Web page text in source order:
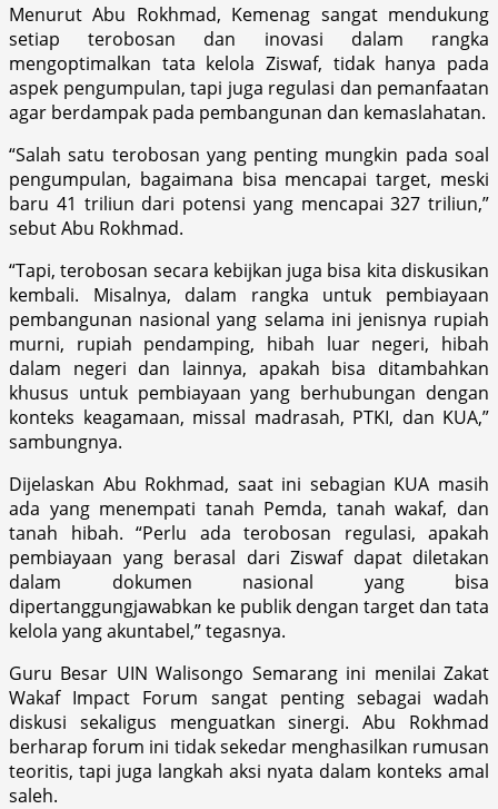
Menurut Abu Rokhmad, Kemenag sangat mendukung
setiap terobosan dan inovasi dalam rangka
mengoptimalkan tata kelola Ziswaf, tidak hanya pada
aspek pengumpulan, tapi juga regulasi dan pemanfaatan
agar berdampak pada pembangunan dan kemaslahatan.
“Salah satu terobosan yang penting mungkin pada soal
pengumpulan, bagaimana bisa mencapai target, meski
baru 41 triliun dari potensi yang mencapai 327 triliun,”
sebut Abu Rokhmad.
“Tapi, terobosan secara kebijkan juga bisa kita diskusikan
kembali. Misalnya, dalam rangka untuk pembiayaan
pembangunan nasional yang selama ini jenisnya rupiah
murni, rupiah pendamping, hibah luar negeri, hibah
dalam negeri dan lainnya, apakah bisa ditambahkan
khusus untuk pembiayaan yang berhubungan dengan
konteks keagamaan, missal madrasah, PTKI, dan KUA,”
sambungnya.
Dijelaskan Abu Rokhmad, saat ini sebagian KUA masih
ada yang menempati tanah Pemda, tanah wakaf, dan
tanah hibah. “Perlu ada terobosan regulasi, apakah
pembiayaan yang berasal dari Ziswaf dapat diletakan
dalam dokumen nasional yang bisa
dipertanggungjawabkan ke publik dengan target dan tata
kelola yang akuntabel,” tegasnya.
Guru Besar UIN Walisongo Semarang ini menilai Zakat
Wakaf Impact Forum sangat penting sebagai wadah
diskusi sekaligus menguatkan sinergi. Abu Rokhmad
berharap forum ini tidak sekedar menghasilkan rumusan
teoritis, tapi juga langkah aksi nyata dalam konteks amal
saleh.